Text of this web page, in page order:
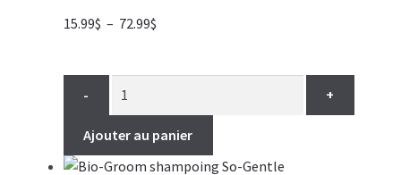
15.99$ – 72.99$Plage
à
72.99$
- +
Ajouter au panier